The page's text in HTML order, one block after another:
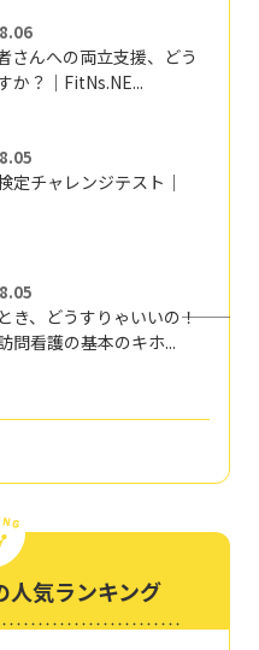
さんへの両立支援、どう
か？｜FitNs.NE...
定チャレンジテスト｜
き、どうすりゃいいの―――！
問看護の基本のキホ...
人気ランキング